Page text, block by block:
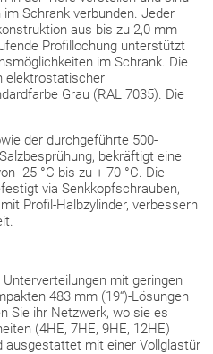
Schrank verbunden. Jeder
aus bis zu 2,0 mm
Profillochung unterstützt
im Schrank. Die
elektrostatischer
Grau (RAL 7035). Die
der durchgeführte 500-
bekräftigt eine
-25 °C bis zu + 70 °C. Die
via Senkkopfschrauben,
Profil-Halbzylinder, verbessern
mit geringen
483 mm (19“)-Lösungen
Sie ihr Netzwerk, wo sie es
(4HE, 7HE, 9HE, 12HE)
ausgestattet mit einer Vollglastür